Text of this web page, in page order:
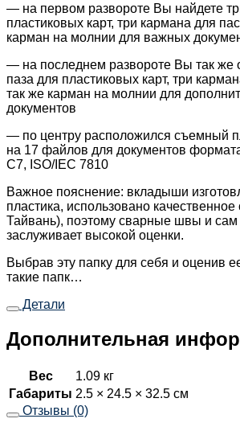
— на первом развороте Вы найдете
пластиковых карт, три кармана для
карман на молнии для важных
— на последнем развороте Вы так же
паза для пластиковых карт, три
так же карман на молнии для
документов
— по центру расположился съемный
на 17 файлов для документов
С7, ISO/IEC 7810
Важное пояснение: вкладыши
пластика, использовано
Тайвань), поэтому сварные швы и сам
заслуживает высокой оценки.
Выбрав эту папку для себя и оценив
такие папк…
Детали
Дополнительная
Вес
1.09 кг
Габариты 2.5 × 24.5 × 32.5 см
Отзывы (0)